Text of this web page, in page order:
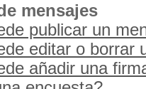
mensajes
publicar un
editar o borrar
añadir una